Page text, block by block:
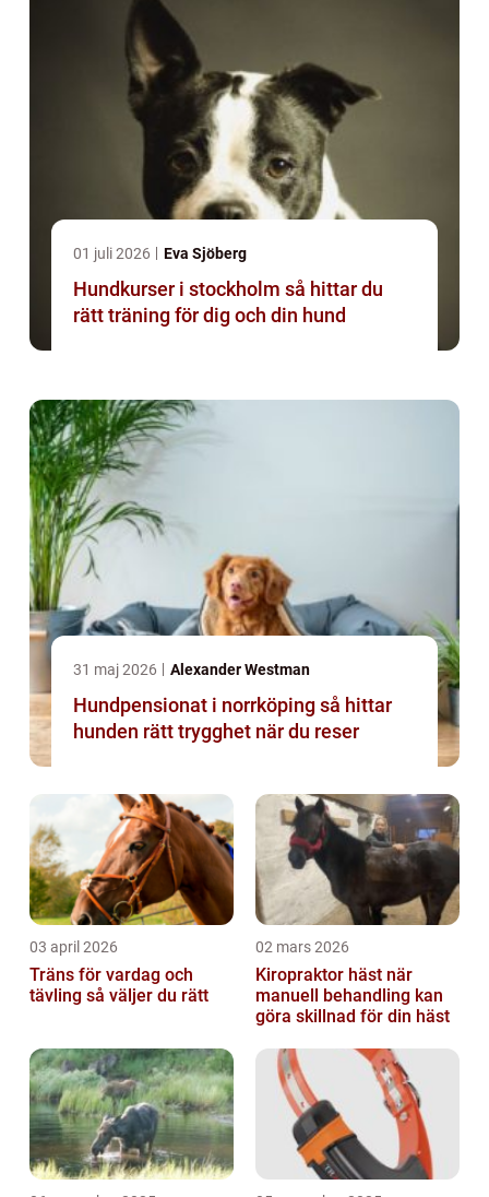
01 juli 2026 Eva Sjöberg
Hundkurser i stockholm så hittar du
rätt träning för dig och din hund
31 maj 2026 Alexander Westman
Hundpensionat i norrköping så hittar
hunden rätt trygghet när du reser
03 april 2026
Träns för vardag och
tävling så väljer du rätt
02 mars 2026
Kiropraktor häst när
manuell behandling kan
göra skillnad för din häst